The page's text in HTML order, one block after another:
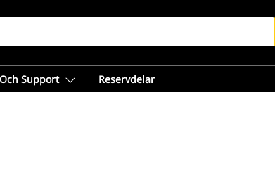
Support Reservdelar